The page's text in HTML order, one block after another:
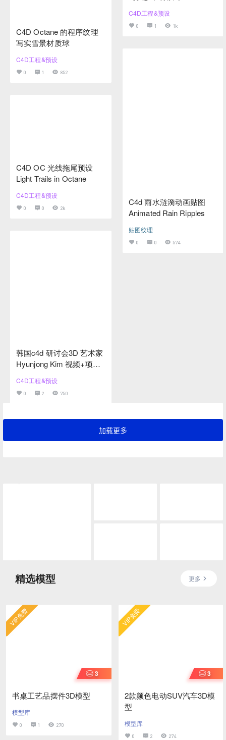
C4D工程&预设
0 1 1k
C4D Octane 的程序纹理
写实雪景材质球
C4D工程&预设
0 1 852
C4d 雨水涟漪动画贴图
Animated Rain Ripples
贴图纹理
0 0 574
C4D OC 光线拖尾预设
Light Trails in Octane
C4D工程&预设
0 0 2k
韩国c4d 研讨会3D 艺术家
Hyunjong Kim 视频+项目
C4D工程&预设
0 2 750
加载更多
精选模型 更多
3
书桌工艺品摆件3D模型
VIP免费
模型库
0 1 270
3
2款颜色电动SUV汽车3D模
型
VIP免费
模型库
0 2 274